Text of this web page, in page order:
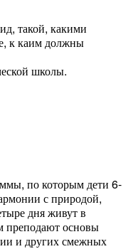
такой, какими
к каим должны
школы.
по которым дети 6-
с природой,
дня живут в
преподают основы
и других смежных